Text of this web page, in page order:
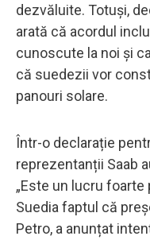
dezvăluite. Totuși,
arată că acordul
cunoscute la noi și
că suedezii vor
panouri solare.
Într-o declarație
reprezentanții Saab
„Este un lucru
Suedia faptul că
Petro, a anunțat